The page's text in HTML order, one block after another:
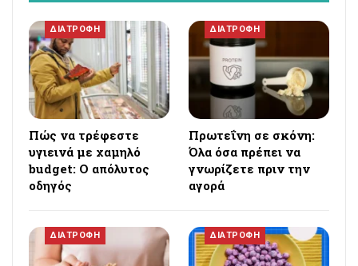
ΔΙΑΤΡΟΦΗ
Πώς να τρέφεστε
υγιεινά με χαμηλό
budget: Ο απόλυτος
οδηγός
ΔΙΑΤΡΟΦΗ
Πρωτεΐνη σε σκόνη:
Όλα όσα πρέπει να
γνωρίζετε πριν την
αγορά
ΔΙΑΤΡΟΦΗ ΔΙΑΤΡΟΦΗ